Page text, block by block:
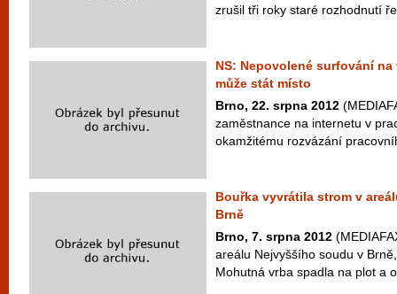
zrušil tři roky staré rozhodnutí
NS: Nepovolené surfování
může stát místo
Brno, 22. srpna 2012
zaměstnance na internetu v
okamžitému rozvázání
Bouřka vyvrátila strom v
Brně
Brno, 7. srpna 2012
areálu Nejvyššího soudu v
Mohutná vrba spadla na plot a